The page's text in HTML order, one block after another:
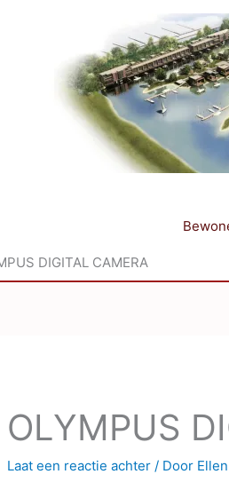
DIGITAL CAMERA
OLYMPUS
Laat een reactie achter / Door